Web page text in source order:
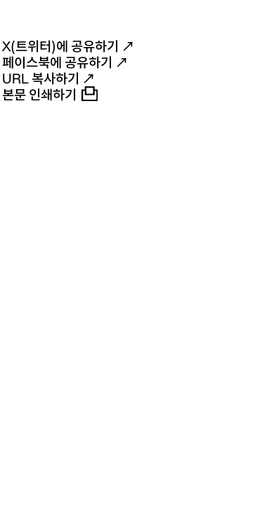
X(트위터)에 공유하기 ↗
페이스북에 공유하기 ↗
URL 복사하기 ↗
본문 인쇄하기